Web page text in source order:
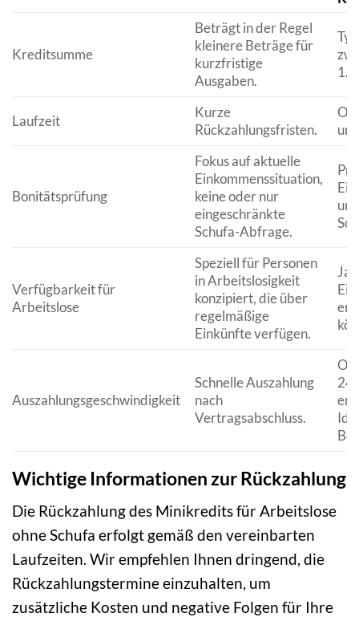
Kreditsumme
Beträgt in der Regel
kleinere Beträge für
kurzfristige
Ausgaben.
Laufzeit
Kurze
Rückzahlungsfristen.
Bonitätsprüfung
Fokus auf aktuelle
Einkommenssituation,
keine oder nur
eingeschränkte
Schufa-Abfrage.
Verfügbarkeit für
Arbeitslose
Speziell für Personen
in Arbeitslosigkeit
konzipiert, die über
regelmäßige
Einkünfte verfügen.
Ja,
Auszahlungsgeschwindigkeit
Schnelle Auszahlung
nach
Vertragsabschluss.
Wichtige Informationen zur Rückzahlung
Die Rückzahlung des Minikredits für Arbeitslose
ohne Schufa erfolgt gemäß den vereinbarten
Laufzeiten. Wir empfehlen Ihnen dringend, die
Rückzahlungstermine einzuhalten, um
zusätzliche Kosten und negative Folgen für Ihre